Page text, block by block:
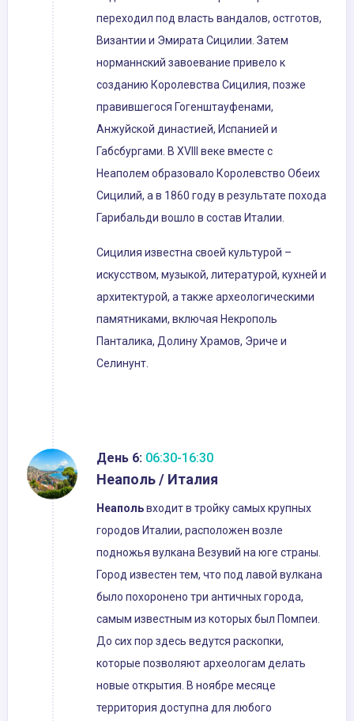
переходил под власть вандалов, остготов,
Византии и Эмирата Сицилии. Затем
норманнский завоевание привело к
созданию Королевства Сицилия, позже
правившегося Гогенштауфенами,
Анжуйской династией, Испанией и
Габсбургами. В XVIII веке вместе с
Неаполем образовало Королевство Обеих
Сицилий, а в 1860 году в результате похода
Гарибальди вошло в состав Италии.
Сицилия известна своей культурой –
искусством, музыкой, литературой, кухней и
архитектурой, а также археологическими
памятниками, включая Некрополь
Панталика, Долину Храмов, Эриче и
Селинунт.
День 6: 06:30-16:30
Неаполь / Италия
Неапольвходит в тройку самых крупных
городов Италии, расположен возле
подножья вулкана Везувий на юге страны.
Город известен тем, что под лавой вулкана
было похоронено три античных города,
самым известным из которых был Помпеи.
До сих пор здесь ведутся раскопки,
которые позволяют археологам делать
новые открытия. В ноябре месяце
территория доступна для любого